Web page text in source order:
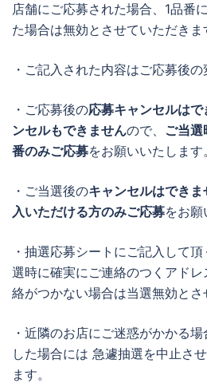
店舗にご応募された場合、1品番
た場合は無効とさせていただきま
・ご記入された内容はご応募後の
・ご応募後の応募キャンセルはで
ンセルもできませんので、 ご当
番のみご応募をお願いいたします。
・ご当選後のキャンセルはできま
入いただける方のみご応募をお願
・抽選応募シートにご記入して
選時に確実にご連絡のつくアド
絡がつかない場合は当選無効とさ
・近隣のお店にご迷惑がかかる
した場合には 急遽抽選を中止さ
ます。